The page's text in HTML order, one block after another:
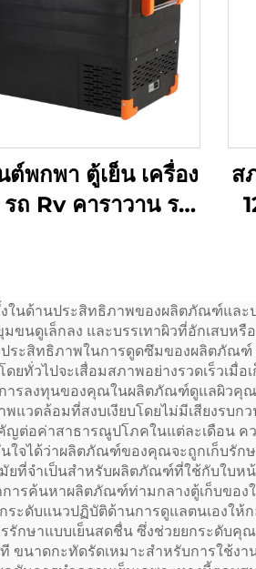
ต์พกพา ตู้เย็น เครื่อง
รถ Rv คาราวาน รถ
า ราคาโรงงาน 52L
ส
ในด้านประสิทธิภาพของผลิตภัณฑ์และ
ดูเล็กลง และบรรเทาผิวที่อักเสบหรื
ประสิทธิภาพในการดูดซึมของผลิตภัณ
ทั่วไปจะเสื่อมสภาพอย่างรวดเร็วเมื่
ารลงทุนของคุณในผลิตภัณฑ์ดูแลผิวคุ
วดล้อมที่สงบเงียบโดยไม่มีเสียงรบก
ต่อค่าสาธารณูปโภคในแต่ละเดือน ค
ใจได้ว่าผลิตภัณฑ์ของคุณจะถูกเก็บรัก
ที่จำเป็นสำหรับผลิตภัณฑ์ที่ใช้กับใบห
ารค้นหาผลิตภัณฑ์ท่ามกลางตู้เก็บของ
ะดับแนวปฏิบัติด้านการดูแลตนเองให้
กษาแบบเย็นสดชื่น ซึ่งช่วยยกระดับ
ขนาดกะทัดรัดเหมาะสำหรับการใช้